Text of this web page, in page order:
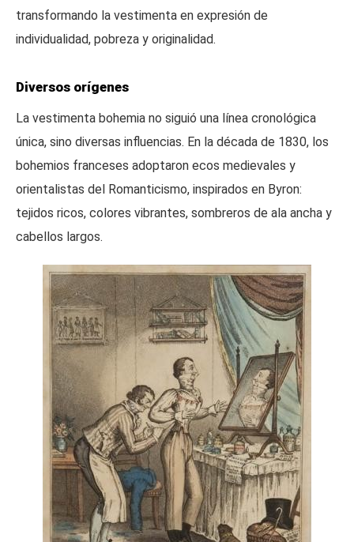
transformando la vestimenta en expresión de
individualidad, pobreza y originalidad.
Diversos orígenes
La vestimenta bohemia no siguió una línea cronológica
única, sino diversas influencias. En la década de 1830, los
bohemios franceses adoptaron ecos medievales y
orientalistas del Romanticismo, inspirados en Byron:
tejidos ricos, colores vibrantes, sombreros de ala ancha y
cabellos largos.